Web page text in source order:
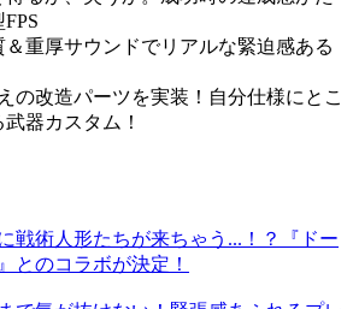
重厚サウンドでリアルな緊迫感ある
の改造パーツを実装！自分仕様にとこ
器カスタム！
戦術人形たちが来ちゃう...！？『ドー
とのコラボが決定！